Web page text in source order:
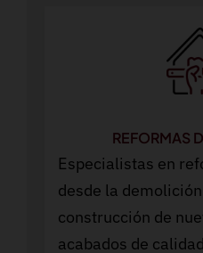
REFORMAS
Especialistas en
desde la
construcción de
acabados de